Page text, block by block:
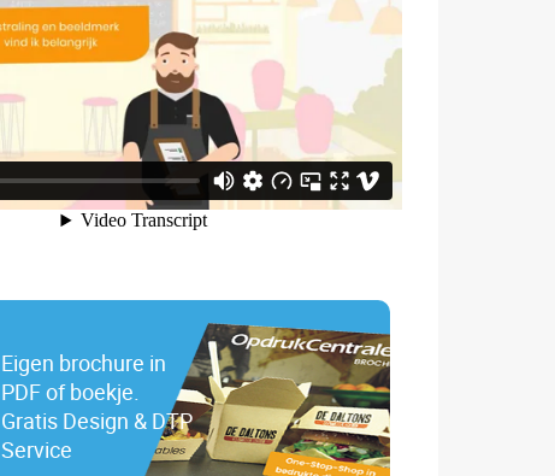
Eigen brochure in
PDF of boekje.
Gratis Design & DTP
Service